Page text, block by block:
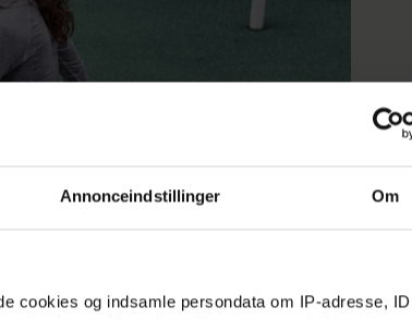
Annonceindstillinger Om
cookies og indsamle persondata om IP-adresse,